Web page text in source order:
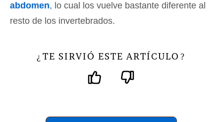
abdomen, lo cual los vuelve bastante diferente al
resto de los invertebrados.
¿ TE SIRVIÓ ESTE ARTÍCULO ?